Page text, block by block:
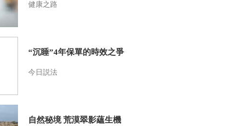
2016-06-06 12:17:10
《文化十分》 20160602
健康之路
“沉睡”4年保單的時效之爭
今日説法
自然秘境 荒漠翠影蘊生機